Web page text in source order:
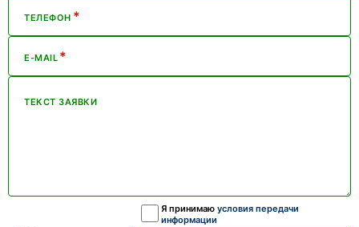
ТЕЛЕФОН *
E-MAIL *
ТЕКСТ ЗАЯВКИ
Я принимаю условия передачи
информации